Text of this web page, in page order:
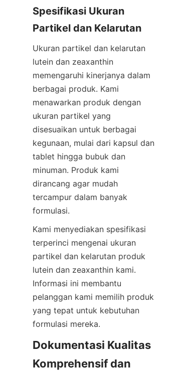
Spesifikasi Ukuran
Partikel dan Kelarutan
Ukuran partikel dan kelarutan
lutein dan zeaxanthin
memengaruhi kinerjanya dalam
berbagai produk. Kami
menawarkan produk dengan
ukuran partikel yang
disesuaikan untuk berbagai
kegunaan, mulai dari kapsul dan
tablet hingga bubuk dan
minuman. Produk kami
dirancang agar mudah
tercampur dalam banyak
formulasi.
Kami menyediakan spesifikasi
terperinci mengenai ukuran
partikel dan kelarutan produk
lutein dan zeaxanthin kami.
Informasi ini membantu
pelanggan kami memilih produk
yang tepat untuk kebutuhan
formulasi mereka.
Dokumentasi Kualitas
Komprehensif dan